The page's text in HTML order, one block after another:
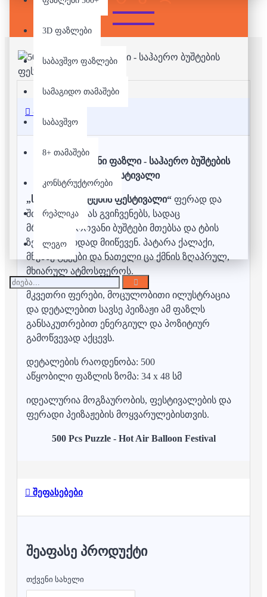
3D ფაზლები
საბავშვო ფაზლები
სამაგიდო თამაშები
საბავშვო
8+ თამაშები
კონსტრუქტორები
რეპლიკა
ლეგო
აღწერა
500 დეტალიანი ფაზლი - საჰაერო ბუშტების
ფესტივალი
„საჰაერო ბუშტების ფესტივალი“ ფერად და
შთამბეჭდავ ცას გვიჩვენებს, სადაც
მრავალფეროვანი ბუშტები მთებსა და ტბის
ზემოთ მშვიდად მიიწევენ. პატარა ქალაქი,
მწვანე ტყეები და ნათელი ცა ქმნის ზღაპრულ,
მხიარულ ატმოსფეროს.
მკვეთრი ფერები, მოცულობითი ილუსტრაცია
და დეტალებით სავსე პეიზაჟი ამ ფაზლს
განსაკუთრებით ენერგიულ და პოზიტიურ
გამოწვევად აქცევს.
დეტალების რაოდენობა: 500
აწყობილი ფაზლის ზომა: 34 x 48 სმ
იდეალურია მოგზაურობის, ფესტივალების და
ფერადი პეიზაჟების მოყვარულებისთვის.
500 Pcs Puzzle - Hot Air Balloon Festival
შეფასებები
ᲨᲔᲐᲤᲐᲡᲔ ᲞᲠᲝᲓᲣᲥᲢᲘ
თქვენი სახელი